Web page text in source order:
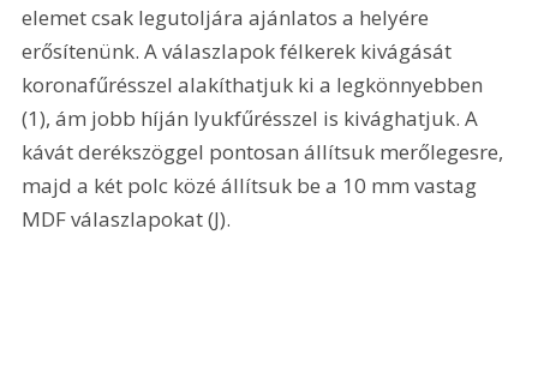
elemet csak legutoljára ajánlatos a helyére
erősítenünk. A válaszlapok félkerek kivágását
koronafűrésszel alakíthatjuk ki a legkönnyebben
(1), ám jobb híján lyukfűrésszel is kivághatjuk. A
kávát derékszöggel pontosan állítsuk merőlegesre,
majd a két polc közé állítsuk be a 10 mm vastag
MDF válaszlapokat (J).